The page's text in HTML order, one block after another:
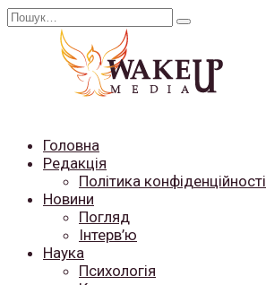
Перейти
Search
Головна
Редакція
Політика конфіденційності
Новини
Погляд
Інтерв’ю
Наука
Психологія